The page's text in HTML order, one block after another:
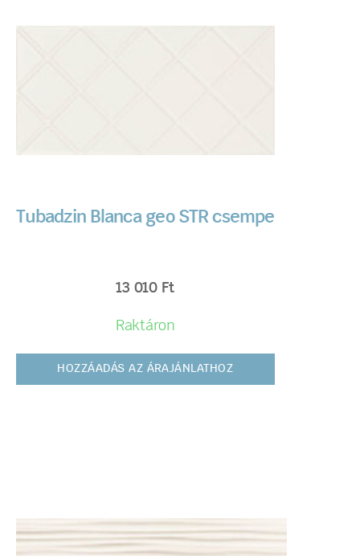
Tubadzin Blanca geo STR csempe
13 010 Ft
Raktáron
HOZZÁADÁS AZ ÁRAJÁNLATHOZ